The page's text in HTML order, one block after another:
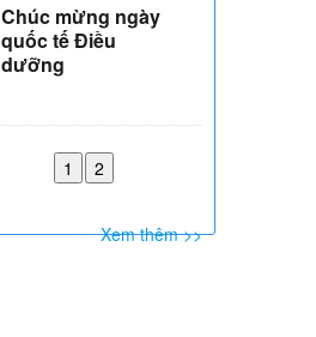
Chúc mừng ngày
quốc tế Điều
dưỡng
Xem thêm >>